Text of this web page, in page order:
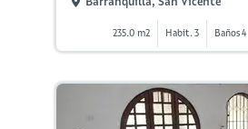
235.0 m2 Habit. 3 Baños 4